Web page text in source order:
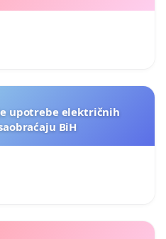
upotrebe električnih
BiH